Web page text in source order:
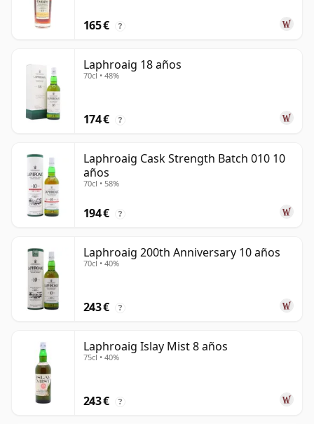
165 € ?
Laphroaig 18 años
70cl • 48%
174 € ?
Laphroaig Cask Strength Batch 010 10
años
70cl • 58%
194 € ?
Laphroaig 200th Anniversary 10 años
70cl • 40%
243 € ?
Laphroaig Islay Mist 8 años
75cl • 40%
243 € ?